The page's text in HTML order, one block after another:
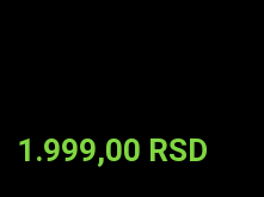
1.999,00 RSD